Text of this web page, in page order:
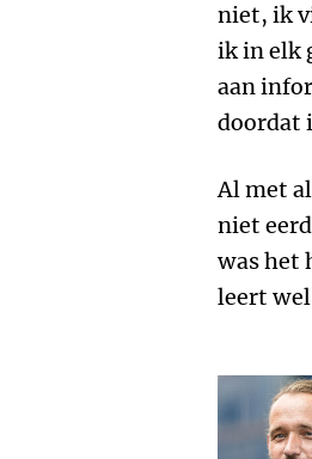
niet, ik
ik in elk
aan
doordat
Al met
niet
was het
leert